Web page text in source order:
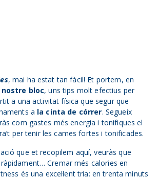
, mai ha estat tan fàcil! Et portem, en
bloc, uns tips molt efectius per
a una activitat física que segur que
a la cinta de córrer. Segueix
com gastes més energia i tonifiques el
per tenir les cames fortes i tonificades.
que et recopilem aquí, veuràs que
Cremar més calories en
és una excel·lent tria: en trenta minuts